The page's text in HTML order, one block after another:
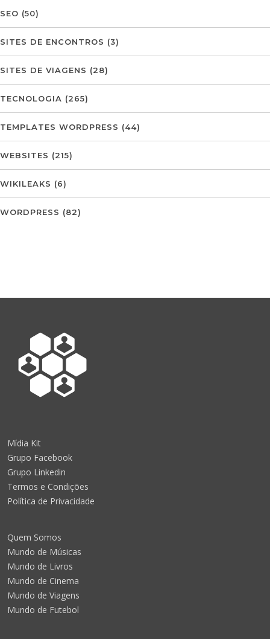
SEO (50)
SITES DE ENCONTROS (3)
SITES DE VIAGENS (28)
TECNOLOGIA (265)
TEMPLATES WORDPRESS (44)
WEBSITES (215)
WIKILEAKS (6)
WORDPRESS (82)
Mídia Kit
Grupo Facebook
Grupo Linkedin
Termos e Condições
Política de Privacidade
Quem Somos
Mundo de Músicas
Mundo de Livros
Mundo de Cinema
Mundo de Viagens
Mundo de Futebol